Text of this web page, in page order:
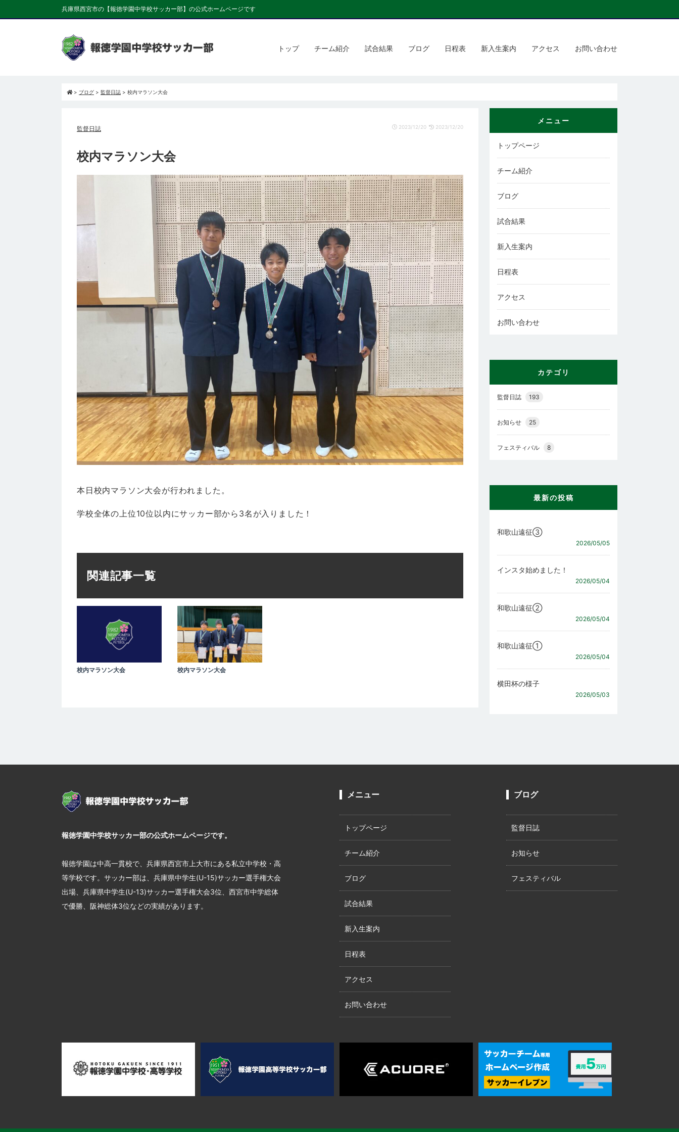
兵庫県西宮市の【報徳学園中学校サッカー部】の公式ホームページです
トップ チーム紹介 試合結果 ブログ 日程表 新入生案内 アクセス お問い合わせ
> ブログ > 監督日誌 > 校内マラソン大会
監督日誌 2023/12/20 2023/12/20
校内マラソン大会
本日校内マラソン大会が行われました。
学校全体の上位10位以内にサッカー部から3名が入りました！
関連記事一覧
校内マラソン大会 校内マラソン大会
メニュー
トップページ
チーム紹介
ブログ
試合結果
新入生案内
日程表
アクセス
お問い合わせ
カテゴリ
監督日誌 193
お知らせ 25
フェスティバル 8
最新の投稿
和歌山遠征③
2026/05/05
インスタ始めました！
2026/05/04
和歌山遠征②
2026/05/04
和歌山遠征①
2026/05/04
横田杯の様子
2026/05/03
報徳学園中学校サッカー部の公式ホームページです。
報徳学園は中高一貫校で、兵庫県西宮市上大市にある私立中学校・高
等学校です。サッカー部は、兵庫県中学生(U-15)サッカー選手権大会
出場、兵庫県中学生(U-13)サッカー選手権大会3位、西宮市中学総体
で優勝、阪神総体3位などの実績があります。
メニュー
トップページ
チーム紹介
ブログ
試合結果
新入生案内
日程表
アクセス
お問い合わせ
ブログ
監督日誌
お知らせ
フェスティバル